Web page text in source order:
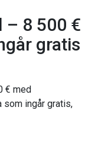
– 8 500 €
gratis
€ med
som ingår gratis,